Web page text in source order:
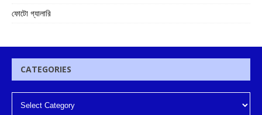
ফোটো গ্যালারি
CATEGORIES